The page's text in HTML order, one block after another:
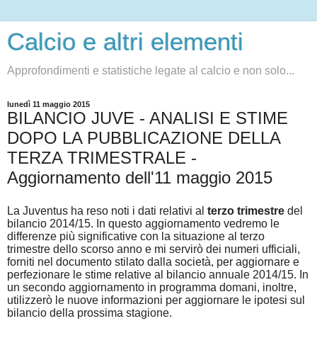
Calcio e altri elementi
Approfondimenti e statistiche legate al calcio e non solo...
lunedì 11 maggio 2015
BILANCIO JUVE - ANALISI E STIME
DOPO LA PUBBLICAZIONE DELLA
TERZA TRIMESTRALE -
Aggiornamento dell'11 maggio 2015
La Juventus ha reso noti i dati relativi al terzo trimestre del
bilancio 2014/15. In questo aggiornamento vedremo le
differenze più significative con la situazione al terzo
trimestre dello scorso anno e mi servirò dei numeri ufficiali,
forniti nel documento stilato dalla società, per aggiornare e
perfezionare le stime relative al bilancio annuale 2014/15. In
un secondo aggiornamento in programma domani, inoltre,
utilizzerò le nuove informazioni per aggiornare le ipotesi sul
bilancio della prossima stagione.